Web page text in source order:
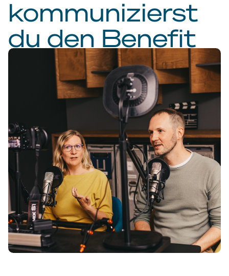
kommunizierst
du den Benefit
erfolgreich